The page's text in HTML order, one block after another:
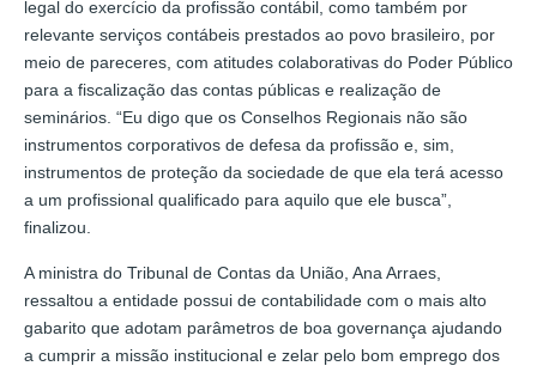
legal do exercício da profissão contábil, como também por
relevante serviços contábeis prestados ao povo brasileiro, por
meio de pareceres, com atitudes colaborativas do Poder Público
para a fiscalização das contas públicas e realização de
seminários. “Eu digo que os Conselhos Regionais não são
instrumentos corporativos de defesa da profissão e, sim,
instrumentos de proteção da sociedade de que ela terá acesso
a um profissional qualificado para aquilo que ele busca”,
finalizou.
A ministra do Tribunal de Contas da União, Ana Arraes,
ressaltou a entidade possui de contabilidade com o mais alto
gabarito que adotam parâmetros de boa governança ajudando
a cumprir a missão institucional e zelar pelo bom emprego dos